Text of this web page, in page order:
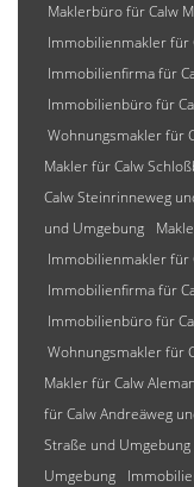
Maklerbüro für Calw
Immobilienmakler für
Immobilienfirma für
Immobilienbüro für
Wohnungsmakler für
Makler für Calw
Calw Steinrinneweg
und Umgebung
Immobilienmakler für
Immobilienfirma für
Immobilienbüro für
Wohnungsmakler für
Makler für Calw
für Calw Andreäweg
Straße und Umgebung
Umgebung